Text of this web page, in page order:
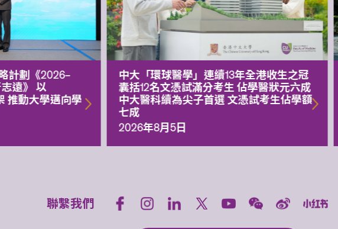
計劃《2026‒
遠》 以
推動大學邁向學
中大「環球醫學」連續13年全港收生之冠
囊括12名文憑試滿分考生 佔學醫狀元六成
中大醫科續為尖子首選 文憑試考生佔學額
七成
2026年8月5日
聯繫我們